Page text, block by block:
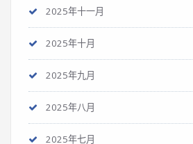
2025年十一月
2025年十月
2025年九月
2025年八月
2025年七月